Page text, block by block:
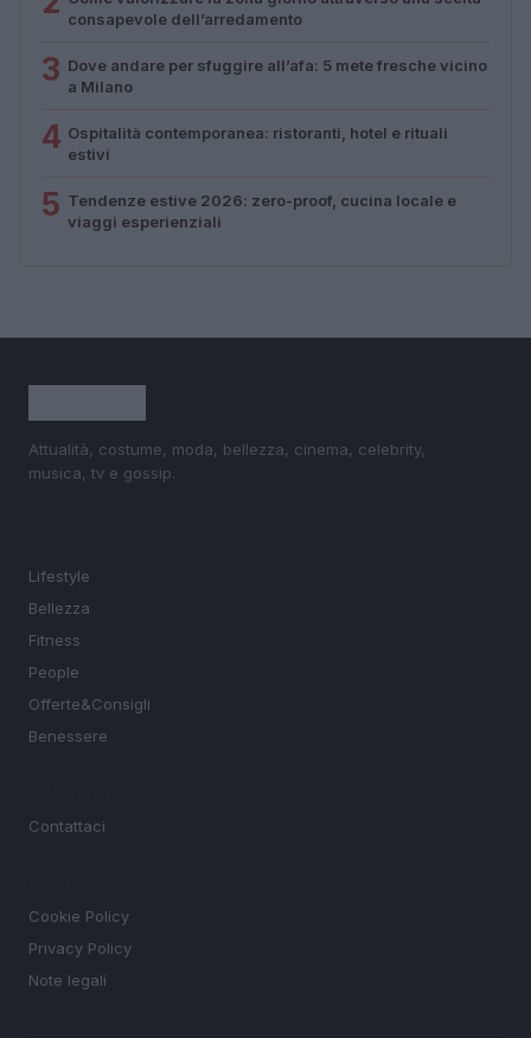
consapevole dell’arredamento
3 Dove andare per sfuggire all’afa: 5 mete fresche vicino
a Milano
4 Ospitalità contemporanea: ristoranti, hotel e rituali
estivi
5 Tendenze estive 2026: zero-proof, cucina locale e
viaggi esperienziali
Attualità, costume, moda, bellezza, cinema, celebrity,
musica, tv e gossip.
Lifestyle
Bellezza
Fitness
People
Offerte&Consigli
Benessere
Contattaci
Cookie Policy
Privacy Policy
Note legali